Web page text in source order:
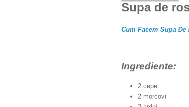
Supa de
Cum Facem Supa
Ingrediente:
2 cepe
2 morcovi